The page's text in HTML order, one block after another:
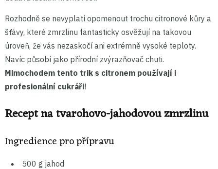
Rozhodně se nevyplatí opomenout trochu citronové kůry a
šťávy, které zmrzlinu fantasticky osvěžují na takovou
úroveň, že vás nezaskočí ani extrémně vysoké teploty.
Navíc působí jako přírodní zvýrazňovač chuti.
Mimochodem tento trik s citronem používají i
profesionální cukráři!
Recept na tvarohovo-jahodovou zmrzlinu
Ingredience pro přípravu
500 g jahod